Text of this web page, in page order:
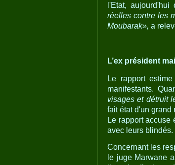
l'Etat, aujourd'hui
réelles contre les
Moubarak», a
L’ex président
Le rapport
manifestants.
visages et détruit
fait état d'un grand
Le rapport
avec leurs blindés.
Concernant les
le juge Marwane